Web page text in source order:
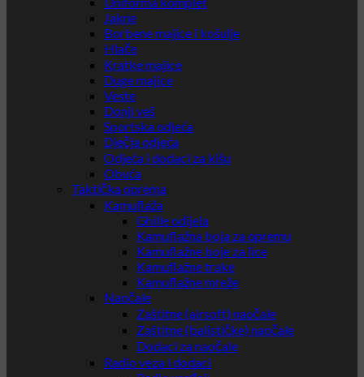
Jakne
Borbene majice i košulje
Hlače
Kratke majice
Duge majice
Veste
Donji veš
Sportska odjeća
Dječja odjeća
Odjeća i dodaci za kišu
Obuća
Taktička oprema
Kamuflaža
Ghille odijela
Kamuflažna boja za opremu
Kamuflažne boje za lice
Kamuflažne trake
Kamuflažne mreže
Naočale
Zaštitne (airsoft) naočale
Zaštitne (balističke) naočale
Dodaci za naočale
Radio veza i dodaci